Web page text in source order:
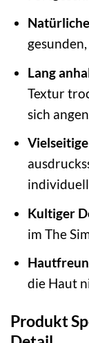
Lang
Textur
sich
Kultiger
im The
die Haut
Produkt